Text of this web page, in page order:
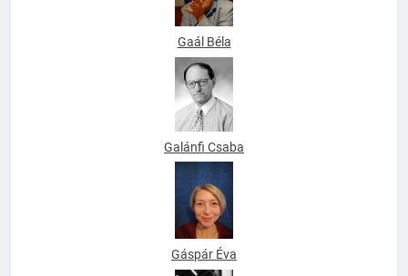
Gaál Béla
Galánfi Csaba
Gáspár Éva